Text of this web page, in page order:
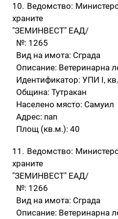
10. Ведомство:
храните
"ЗЕМИНВЕСТ" ЕАД/
№: 1265
Вид на имота: Сграда
Описание: Ветеринарна
Идентификатор: УПИ I,
Община: Тутракан
Населено място: Самуил
Адрес: nan
Площ (кв.м.): 40
11. Ведомство:
храните
"ЗЕМИНВЕСТ" ЕАД/
№: 1266
Вид на имота: Сграда
Описание: Ветеринарна